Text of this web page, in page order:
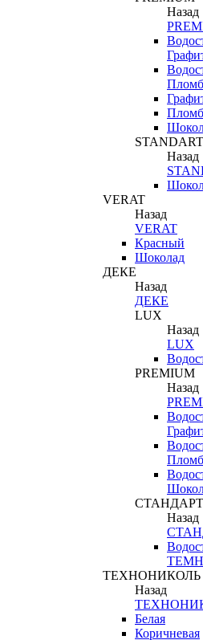
Назад
STANDART
Назад
VERAT
Назад
VERAT
Красный
Шоколад
ДЕКЕ
Назад
ДЕКЕ
LUX
Назад
LUX
PREMIUM
Назад
СТАНДАРТ
Назад
ТЕХНОНИКОЛЬ
Назад
Белая
Коричневая